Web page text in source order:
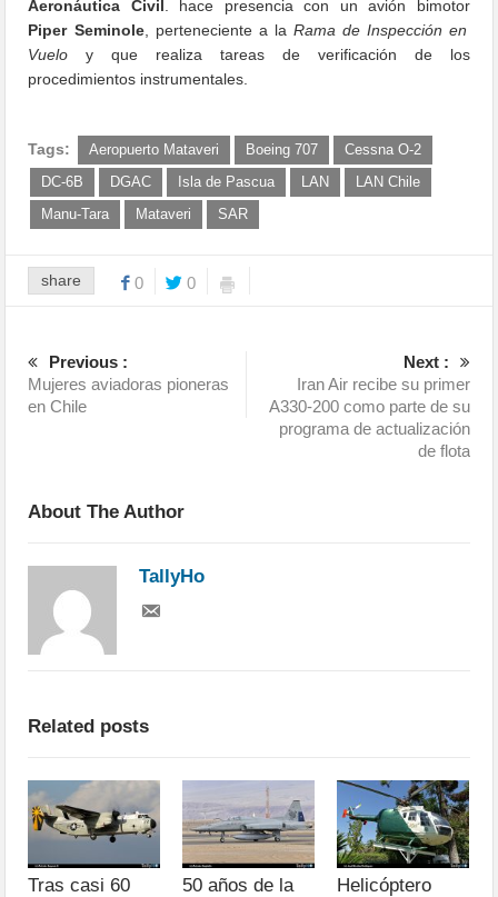
Aeronáutica Civil
. hace presencia con un avión bimotor
Piper Seminole, perteneciente a laRama de Inspección en
Vuelo y que realiza tareas de verificación de los
procedimientos instrumentales.
Tags: Aeropuerto Mataveri Boeing 707
Cessna O-2
DC-6B
DGAC Isla de Pascua LAN
LAN Chile
Manu-Tara
Mataveri SAR
share 0 0
Previous :
Mujeres aviadoras pioneras
en Chile
Next :
Iran Air recibe su primer
A330-200 como parte de su
programa de actualización
de flota
About The Author
TallyHo
Related posts
Tras casi 60
50 años de la
Helicóptero